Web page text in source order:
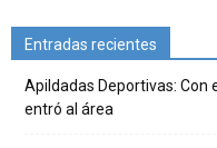
Entradas recientes
Apildadas Deportivas: Con
entró al área